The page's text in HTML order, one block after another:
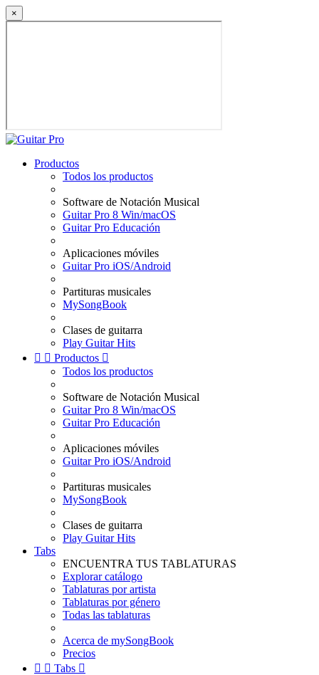
×
Productos
Todos los productos
Software de Notación Musical
Guitar Pro 8 Win/macOS
Guitar Pro Educación
Aplicaciones móviles
Guitar Pro iOS/Android
Partituras musicales
MySongBook
Clases de guitarra
Play Guitar Hits
  Productos 
Todos los productos
Software de Notación Musical
Guitar Pro 8 Win/macOS
Guitar Pro Educación
Aplicaciones móviles
Guitar Pro iOS/Android
Partituras musicales
MySongBook
Clases de guitarra
Play Guitar Hits
Tabs
ENCUENTRA TUS TABLATURAS
Explorar catálogo
Tablaturas por artista
Tablaturas por género
Todas las tablaturas
Acerca de mySongBook
Precios
  Tabs 